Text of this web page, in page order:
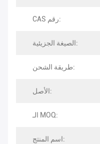
CAS رقم:
الصيغة الجزيئية:
طريقة الشحن:
الأصل:
الـ MOQ:
اسم المنتج: